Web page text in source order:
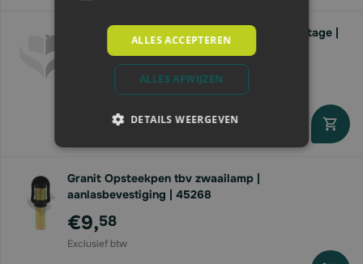
Granit Zwaailamp LED | 12/24V | vaste montage |
108mm
Granit Opsteekpen tbv zwaailamp |
aanlasbevestiging | 45268
€9,58
ALLES ACCEPTEREN
ALLES AFWIJZEN
DETAILS WEERGEVEN